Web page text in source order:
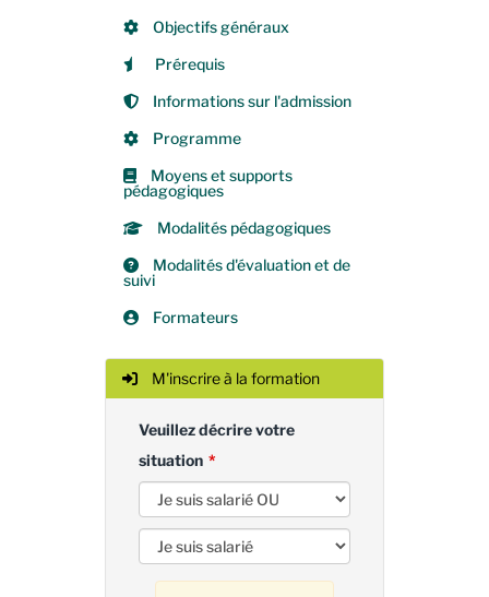
Objectifs généraux
Prérequis
Informations sur l'admission
Programme
Moyens et supports
pédagogiques
Modalités pédagogiques
Modalités d'évaluation et de
suivi
Formateurs
M'inscrire à la formation
Veuillez décrire votre
situation